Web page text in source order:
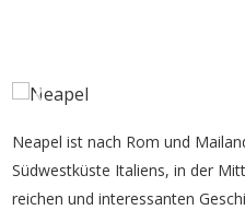
Neapel ist nach Rom und
Südwestküste Italiens, in der
reichen und interessanten